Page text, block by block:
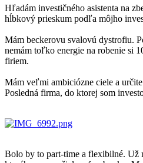
Hľadám investičného asistenta na
hĺbkový prieskum podľa môjho
Mám beckerovu svalovú dystrofiu.
nemám toľko energie na robenie si
firiem.
Mám veľmi ambiciózne ciele a
Posledná firma, do ktorej som
Bolo by to part-time a flexibilné. Už